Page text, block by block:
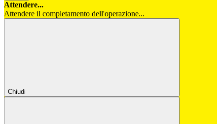
Attendere...
Attendere il completamento dell'operazione...
Chiudi